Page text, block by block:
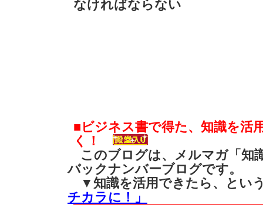
なければならない
■ビジネス書で得た、知識を活
く！
このブログは、メルマガ「知
バックナンバーブログです。
▼知識を活用できたら、と
チカラに！」